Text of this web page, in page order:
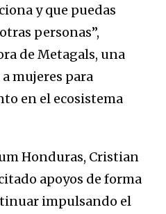
y que puedas
personas”,
de Metagals, una
mujeres para
en el ecosistema
Honduras, Cristian
apoyos de forma
impulsando el